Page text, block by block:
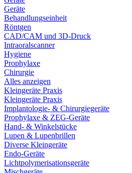
Geräte
Behandlungseinheit
Röntgen
CAD/CAM und 3D-Druck
Intraoralscanner
Hygiene
Prophylaxe
Chirurgie
Alles anzeigen
Kleingeräte Praxis
Kleingeräte Praxis
Implantologie- & Chirurgiegeräte
Prophylaxe & ZEG-Geräte
Hand- & Winkelstücke
Lupen & Lupenbrillen
Diverse Kleingeräte
Endo-Geräte
Lichtpolymerisationsgeräte